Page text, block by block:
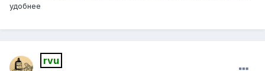
удобнее
rvu